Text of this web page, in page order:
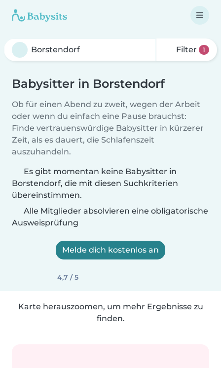
Filter 1
Babysitter in Borstendorf
Ob für einen Abend zu zweit, wegen der Arbeit
oder wenn du einfach eine Pause brauchst:
Finde vertrauenswürdige Babysitter in kürzerer
Zeit, als es dauert, die Schlafenszeit
auszuhandeln.
Es gibt momentan keine Babysitter in
Borstendorf, die mit diesen Suchkriterien
übereinstimmen.
Alle Mitglieder absolvieren eine obligatorische
Ausweisprüfung
Melde dich kostenlos an
4,7 / 5
Karte herauszoomen, um mehr Ergebnisse zu
finden.